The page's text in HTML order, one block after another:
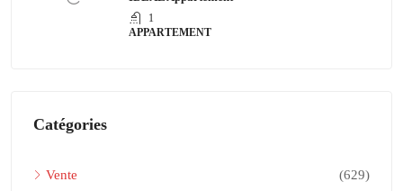
1
APPARTEMENT
Catégories
Vente (629)